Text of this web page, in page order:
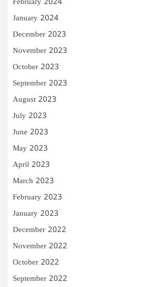
February 2024
January 2024
December 2023
November 2023
October 2023
September 2023
August 2023
July 2023
June 2023
May 2023
April 2023
March 2023
February 2023
January 2023
December 2022
November 2022
October 2022
September 2022